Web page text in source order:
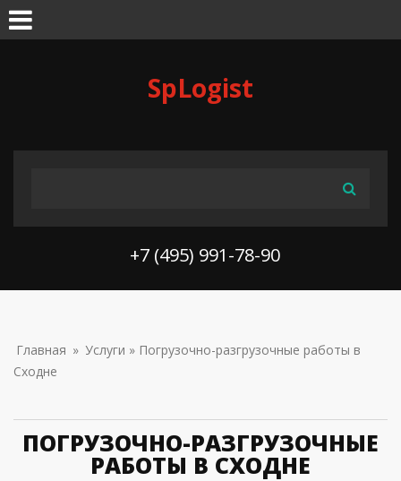
SpLogist
+7 (495) 991-78-90
ВЫ ЗДЕСЬ
Главная » Услуги » Погрузочно-разгрузочные работы в
Сходне
ПОГРУЗОЧНО-РАЗГРУЗОЧНЫЕ
РАБОТЫ В СХОДНЕ